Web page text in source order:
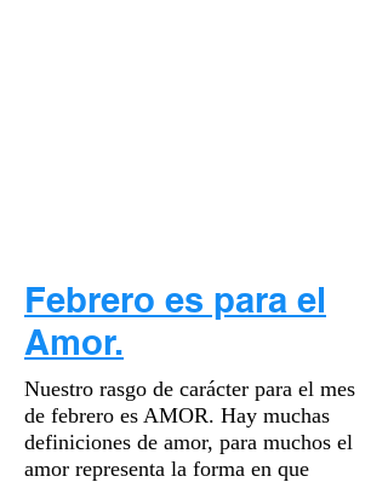
Febrero es para el
Amor.
Nuestro rasgo de carácter para el mes
de febrero es AMOR. Hay muchas
definiciones de amor, para muchos el
amor representa la forma en que